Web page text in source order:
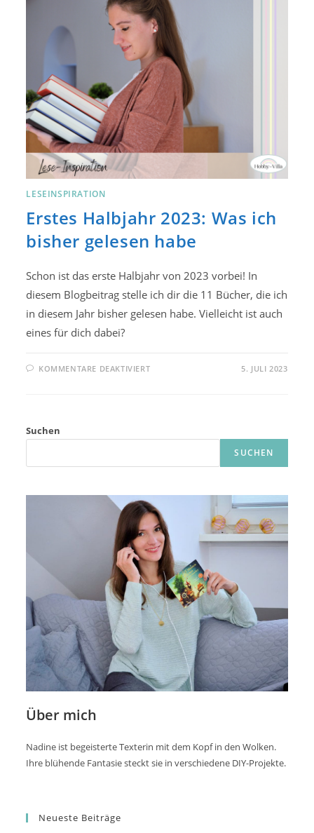
ROONEY
LESEINSPIRATION
Erstes Halbjahr 2023: Was ich
bisher gelesen habe
Schon ist das erste Halbjahr von 2023 vorbei! In
diesem Blogbeitrag stelle ich dir die 11 Bücher, die ich
in diesem Jahr bisher gelesen habe. Vielleicht ist auch
eines für dich dabei?
KOMMENTARE DEAKTIVIERTFÜR
HABE
5. JULI 2023
Suchen
SUCHEN
Über mich
Nadine ist begeisterte Texterin mit dem Kopf in den Wolken.
Ihre blühende Fantasie steckt sie in verschiedene DIY-Projekte.
Neueste Beiträge